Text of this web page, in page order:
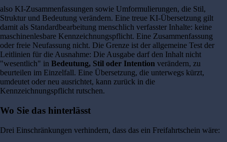
also KI-Zusammenfassungen sowie Umformulierungen, die Stil,
Struktur und Bedeutung verändern. Eine treue KI-Übersetzung gilt
damit als Standardbearbeitung menschlich verfasster Inhalte: keine
maschinenlesbare Kennzeichnungspflicht. Eine Zusammenfassung
oder freie Neufassung nicht. Die Grenze ist der allgemeine Test der
Leitlinien für die Ausnahme: Die Ausgabe darf den Inhalt nicht
"wesentlich" in Bedeutung, Stil oder Intention verändern, zu
beurteilen im Einzelfall. Eine Übersetzung, die unterwegs kürzt,
umdeutet oder neu ausrichtet, kann zurück in die
Kennzeichnungspflicht rutschen.
Wo Sie das hinterlässt
Drei Einschränkungen verhindern, dass das ein Freifahrtschein wäre: